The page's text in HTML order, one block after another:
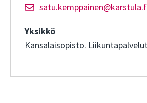
Yksikkö
Kansalaisopisto.